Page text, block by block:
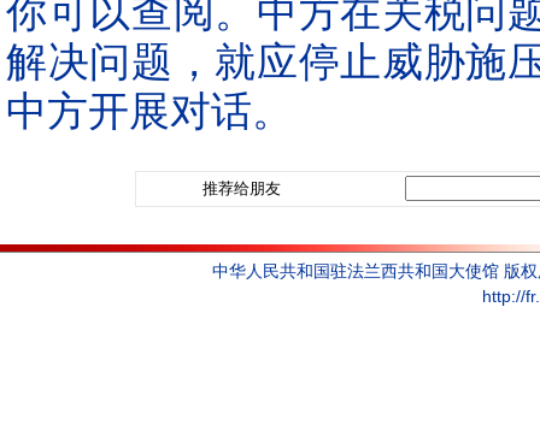
你可以查阅。中方在关税问
解决问题，就应停止威胁施
中方开展对话。
推荐给朋友
中华人民共和国驻法兰西共和国大使馆 版
http://